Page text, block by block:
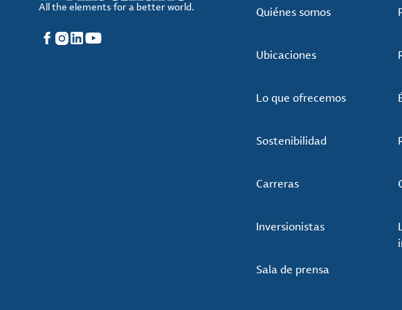
All the elements for a better world.
Facebook
Instagram
LinkedIn
YouTube
Quiénes somos
Ubicaciones
Lo que ofrecemos
Sostenibilidad
Carreras
Inversionistas
Sala de prensa